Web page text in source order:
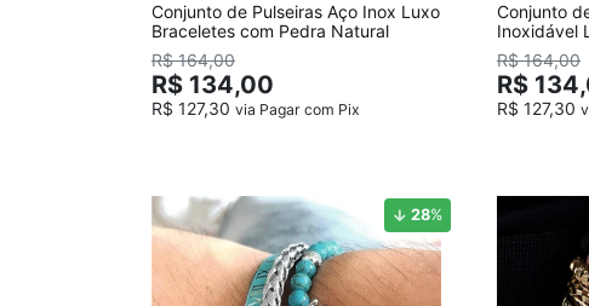
Conjunto de Pulseiras Aço Inox Luxo
Braceletes com Pedra Natural
R$ 164,00
R$ 134,00
R$ 127,30 via Pagar com Pix
Conjunto
Inoxidável
Azul
R$ 164,00
R$
R$ 127,30
28%